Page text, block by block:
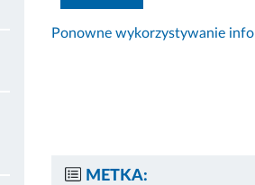
Ponowne wykorzystywanie
METKA: